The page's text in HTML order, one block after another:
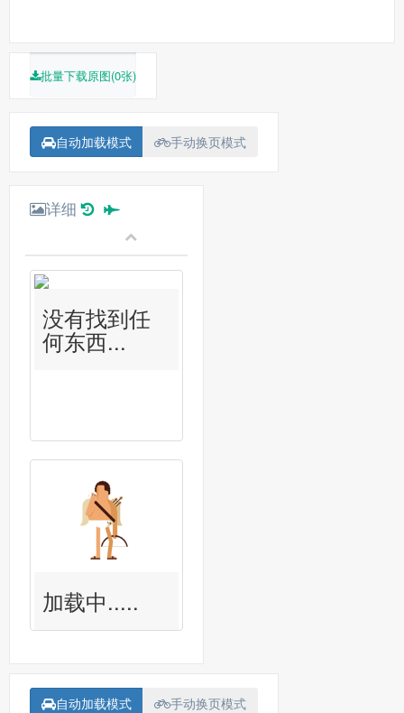
批量下载原图(0张)
自动加载模式 手动换页模式
详细
没有找到任
何东西...
加载中.....
自动加载模式 手动换页模式